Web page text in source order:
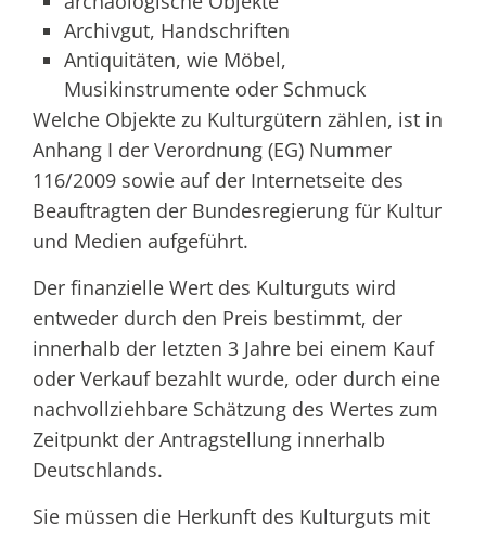
Archivgut, Handschriften
Antiquitäten, wie Möbel,
Musikinstrumente oder Schmuck
Welche Objekte zu Kulturgütern zählen, ist in
Anhang I der Verordnung (EG) Nummer
116/2009 sowie auf der Internetseite des
Beauftragten der Bundesregierung für Kultur
und Medien aufgeführt.
Der finanzielle Wert des Kulturguts wird
entweder durch den Preis bestimmt, der
innerhalb der letzten 3 Jahre bei einem Kauf
oder Verkauf bezahlt wurde, oder durch eine
nachvollziehbare Schätzung des Wertes zum
Zeitpunkt der Antragstellung innerhalb
Deutschlands.
Sie müssen die Herkunft des Kulturguts mit